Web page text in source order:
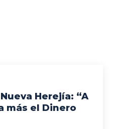
Herejía: “A
más el Dinero